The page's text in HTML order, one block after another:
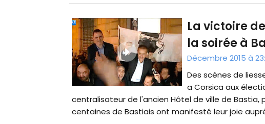
La victoire
la soirée à
Décembre 2015 à
Des scènes de
a Corsica aux
centralisateur de l'ancien Hôtel de ville de Bastia,
centaines de Bastiais ont manifesté leur joie